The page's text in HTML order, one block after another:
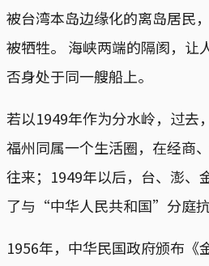
被台湾本岛边缘化的离岛居民
被牺牲。 海峡两端的隔阂，让
否身处于同一艘船上。
若以1949年作为分水岭，过去
福州同属一个生活圈，在经商
往来；1949年以后，台、澎、
了与“中华人民共和国”分庭
1956年，中华民国政府颁布《